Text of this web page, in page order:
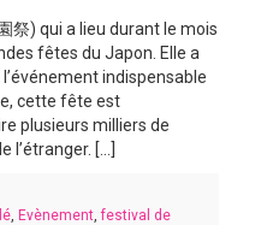
祭) qui a lieu durant le mois
fêtes du Japon. Elle a
indispensable
cette fête est
plusieurs milliers de
[...]
, Evènement,festival de